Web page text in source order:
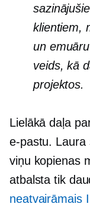
klientiem,
un
veids, kā
projektos.
Lielākā daļa
e-pastu. Laura
viņu kopienas
atbalsta tik
neatvairāmais